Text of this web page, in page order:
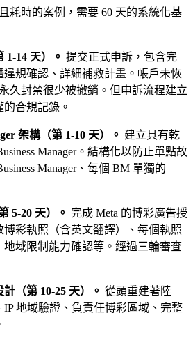
耗時的案例，需要 60 天的系統化基
1-14 天）。 提交正式申訴，包含完
違規確認、詳細補救計畫。帳戶未恢
久封禁很少被撤銷。但申訴流程建立
合規記錄。
架構（第 1-10 天）。 建立具有乾
Manager。結構化以防止單點故
Manager、每個 BM 單獨的
5-20 天）。 完成 Meta 的博彩廣告授
博彩執照（含英文翻譯）、每個執照
地域限制能力確認等。經過三輪審查
（第 10-25 天）。 從頭重建著陸
IP 地域驗證、負責任博彩區域、完整